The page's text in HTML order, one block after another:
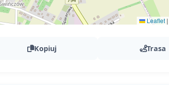
Leaflet |
Kopiuj Trasa